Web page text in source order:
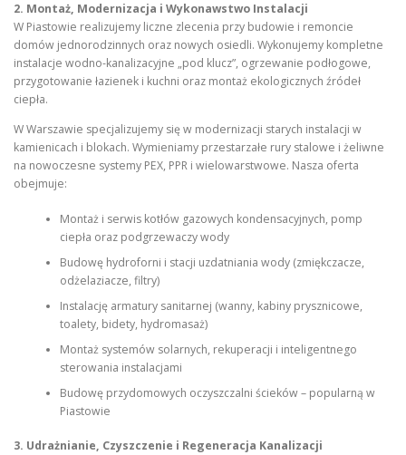
2. Montaż, Modernizacja i Wykonawstwo Instalacji
W Piastowie realizujemy liczne zlecenia przy budowie i remoncie
domów jednorodzinnych oraz nowych osiedli. Wykonujemy kompletne
instalacje wodno-kanalizacyjne „pod klucz”, ogrzewanie podłogowe,
przygotowanie łazienek i kuchni oraz montaż ekologicznych źródeł
ciepła.
W Warszawie specjalizujemy się w modernizacji starych instalacji w
kamienicach i blokach. Wymieniamy przestarzałe rury stalowe i żeliwne
na nowoczesne systemy PEX, PPR i wielowarstwowe. Nasza oferta
obejmuje:
Montaż i serwis kotłów gazowych kondensacyjnych, pomp
ciepła oraz podgrzewaczy wody
Budowę hydroforni i stacji uzdatniania wody (zmiękczacze,
odżelaziacze, filtry)
Instalację armatury sanitarnej (wanny, kabiny prysznicowe,
toalety, bidety, hydromasaż)
Montaż systemów solarnych, rekuperacji i inteligentnego
sterowania instalacjami
Budowę przydomowych oczyszczalni ścieków – popularną w
Piastowie
3. Udrażnianie, Czyszczenie i Regeneracja Kanalizacji